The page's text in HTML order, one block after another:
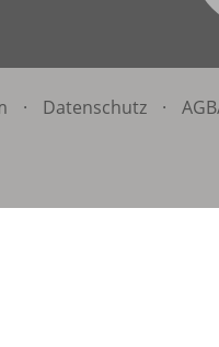
· Datenschutz ·